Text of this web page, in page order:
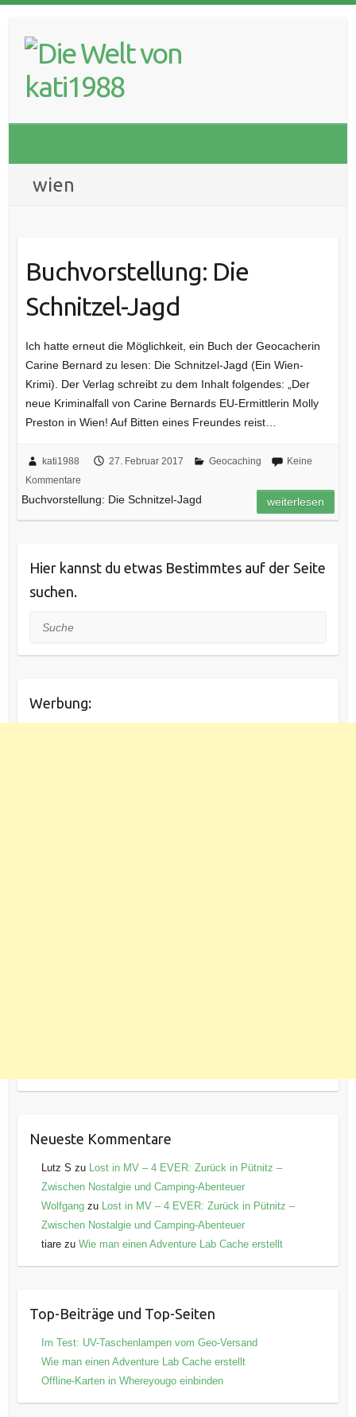
content
wien
Buchvorstellung: Die
Schnitzel-Jagd
Ich hatte erneut die Möglichkeit, ein Buch der Geocacherin
Carine Bernard zu lesen: Die Schnitzel-Jagd (Ein Wien-
Krimi). Der Verlag schreibt zu dem Inhalt folgendes: „Der
neue Kriminalfall von Carine Bernards EU-Ermittlerin Molly
Preston in Wien! Auf Bitten eines Freundes reist…
kati1988 27. Februar 2017 Geocaching
Keine
Kommentare
Buchvorstellung: Die Schnitzel-Jagd weiterlesen
Hier kannst du etwas Bestimmtes auf der Seite
suchen.
Suche
Werbung:
Neueste Kommentare
Lutz S zu Lost in MV – 4 EVER: Zurück in Pütnitz –
Zwischen Nostalgie und Camping-Abenteuer
Wolfgangzu Lost in MV – 4 EVER: Zurück in Pütnitz –
Zwischen Nostalgie und Camping-Abenteuer
tiarezu Wie man einen Adventure Lab Cache erstellt
Top-Beiträge und Top-Seiten
Im Test: UV-Taschenlampen vom Geo-Versand
Wie man einen Adventure Lab Cache erstellt
Offline-Karten in Whereyougo einbinden